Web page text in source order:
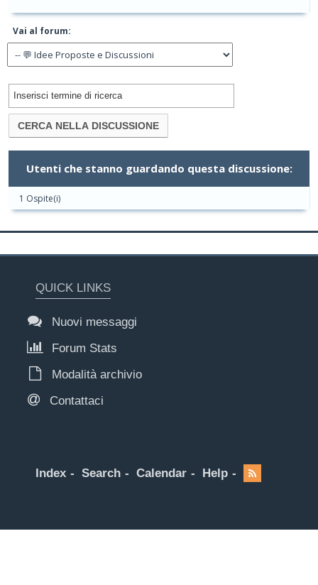
Vai al forum:
Utenti che stanno guardando questa discussione:
1 Ospite(i)
QUICK LINKS
Nuovi messaggi
Forum Stats
Modalità archivio
Contattaci
Index Search Calendar Help